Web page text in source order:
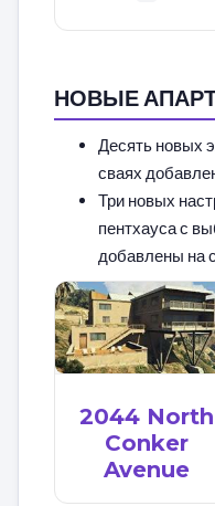
НОВЫЕ
Десять новых
сваях
Три новых
пентхауса с
добавлены на
2044 North
Conker
Avenue